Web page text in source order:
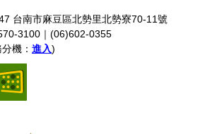
台南市麻豆區北勢里北勢寮70-11號
3100｜(06)602-0355
機： 進入)